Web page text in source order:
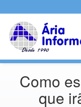
Como
que